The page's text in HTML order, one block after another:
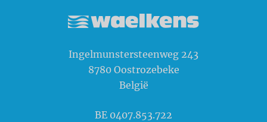
Ingelmunstersteenweg 243
8780 Oostrozebeke
België
BE 0407.853.722